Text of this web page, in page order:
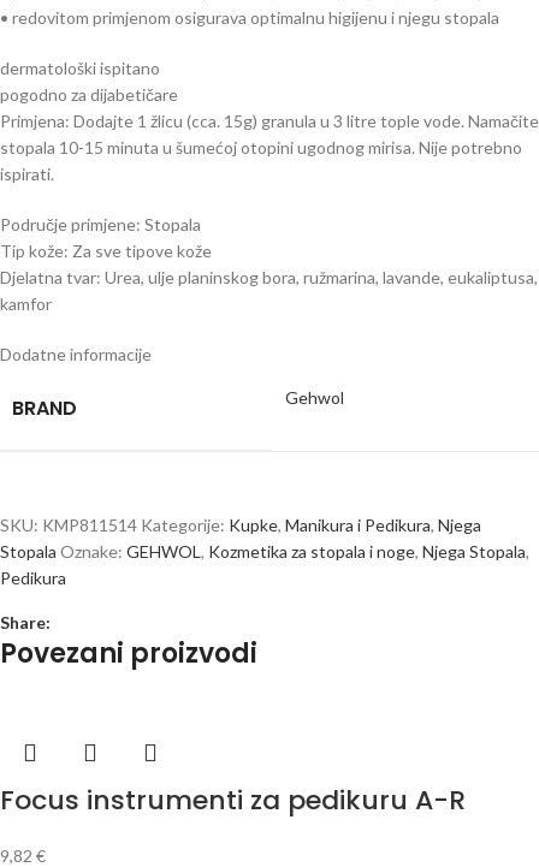
• redovitom primjenom osigurava optimalnu higijenu i njegu stopala
dermatološki ispitano
pogodno za dijabetičare
Primjena: Dodajte 1 žlicu (cca. 15g) granula u 3 litre tople vode. Namačite
stopala 10-15 minuta u šumećoj otopini ugodnog mirisa. Nije potrebno
ispirati.
Područje primjene: Stopala
Tip kože: Za sve tipove kože
Djelatna tvar: Urea, ulje planinskog bora, ružmarina, lavande, eukaliptusa,
kamfor
Dodatne informacije
BRAND Gehwol
SKU: KMP811514 Kategorije: Kupke, Manikura i Pedikura, Njega
Stopala Oznake: GEHWOL , Kozmetika za stopala i noge, Njega Stopala,
Pedikura
Share:
Povezani proizvodi
Focus instrumenti za pedikuru A-R
9,82 €